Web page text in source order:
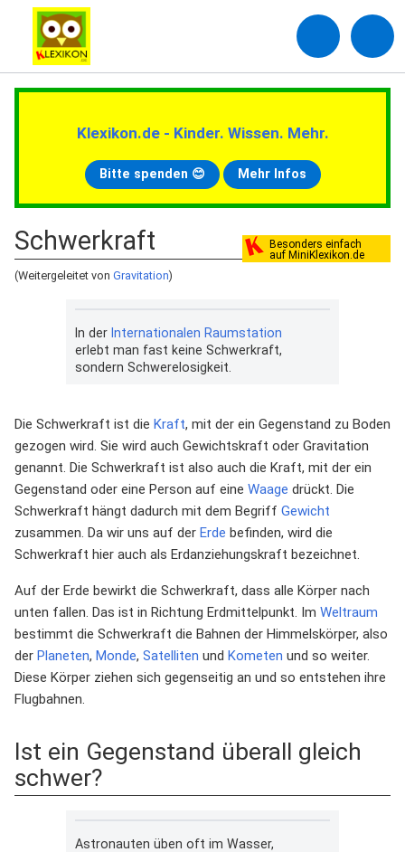
Klexikon.de - Kinder. Wissen. Mehr.
Bitte spenden 😊 Mehr Infos
Besonders einfach
auf MiniKlexikon.de
Schwerkraft
(Weitergeleitet von Gravitation)
In der Internationalen Raumstation
erlebt man fast keine Schwerkraft,
sondern Schwerelosigkeit.
Die Schwerkraft ist die Kraft, mit der ein Gegenstand zu Boden
gezogen wird. Sie wird auch Gewichtskraft oder Gravitation
genannt. Die Schwerkraft ist also auch die Kraft, mit der ein
Gegenstand oder eine Person auf eine Waage drückt. Die
Schwerkraft hängt dadurch mit dem Begriff Gewicht
zusammen. Da wir uns auf der Erde befinden, wird die
Schwerkraft hier auch als Erdanziehungskraft bezeichnet.
Auf der Erde bewirkt die Schwerkraft, dass alle Körper nach
unten fallen. Das ist in Richtung Erdmittelpunkt. Im Weltraum
bestimmt die Schwerkraft die Bahnen der Himmelskörper, also
der Planeten, Monde, Satelliten und Kometen und so weiter.
Diese Körper ziehen sich gegenseitig an und so entstehen ihre
Flugbahnen.
Ist ein Gegenstand überall gleich
schwer?
Astronauten üben oft im Wasser,